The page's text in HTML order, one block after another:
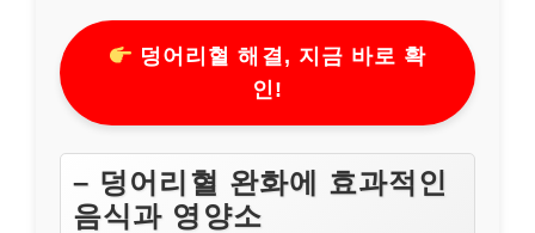
덩어리혈 해결, 지금 바로 확
인!
– 덩어리혈 완화에 효과적인
음식과 영양소